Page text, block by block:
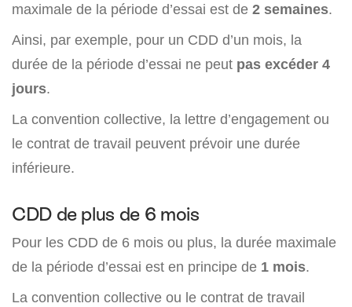
maximale de la période d’essai est de 2 semaines.
Ainsi, par exemple, pour un CDD d’un mois, la
durée de la période d’essai ne peut pas excéder 4
jours.
La convention collective, la lettre d’engagement ou
le contrat de travail peuvent prévoir une durée
inférieure.
CDD de plus de 6 mois
Pour les CDD de 6 mois ou plus, la durée maximale
de la période d’essai est en principe de 1 mois.
La convention collective ou le contrat de travail